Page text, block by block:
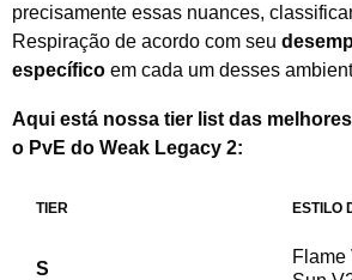
precisamente essas nuances,
Respiração de acordo com seu
específico em cada um desses
Aqui está nossa tier list das
o PvE do Weak Legacy 2:
TIER ESTILO
S
Flame